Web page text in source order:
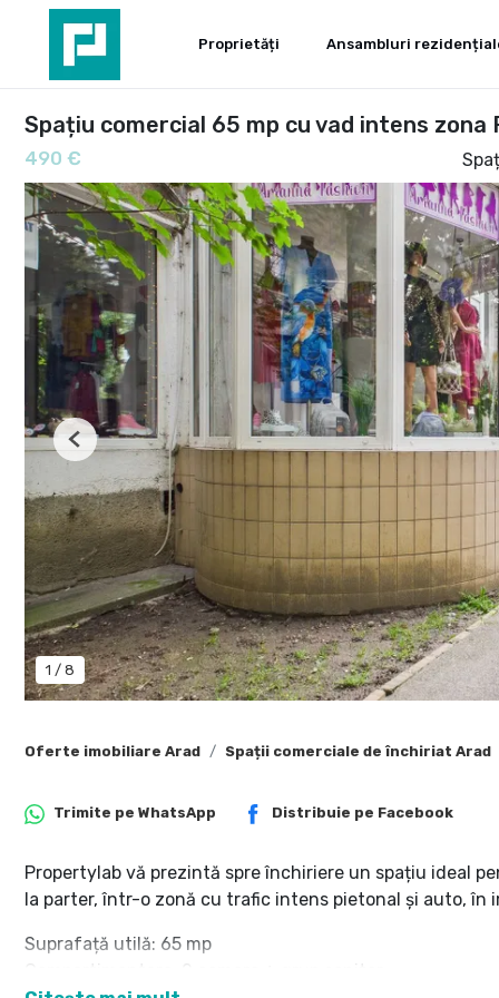
Proprietăți Ansambluri
Spațiu comercial 65 mp cu vad intens zona
490 €
1 / 8
Previous
Oferte imobiliare Arad Spații comerciale de închiriat Arad
Trimite pe WhatsApp Distribuie pe Facebook
Propertylab vă prezintă spre închiriere un spațiu ideal
la parter, într-o zonă cu trafic intens pietonal și auto, în
Suprafață utilă: 65 mp